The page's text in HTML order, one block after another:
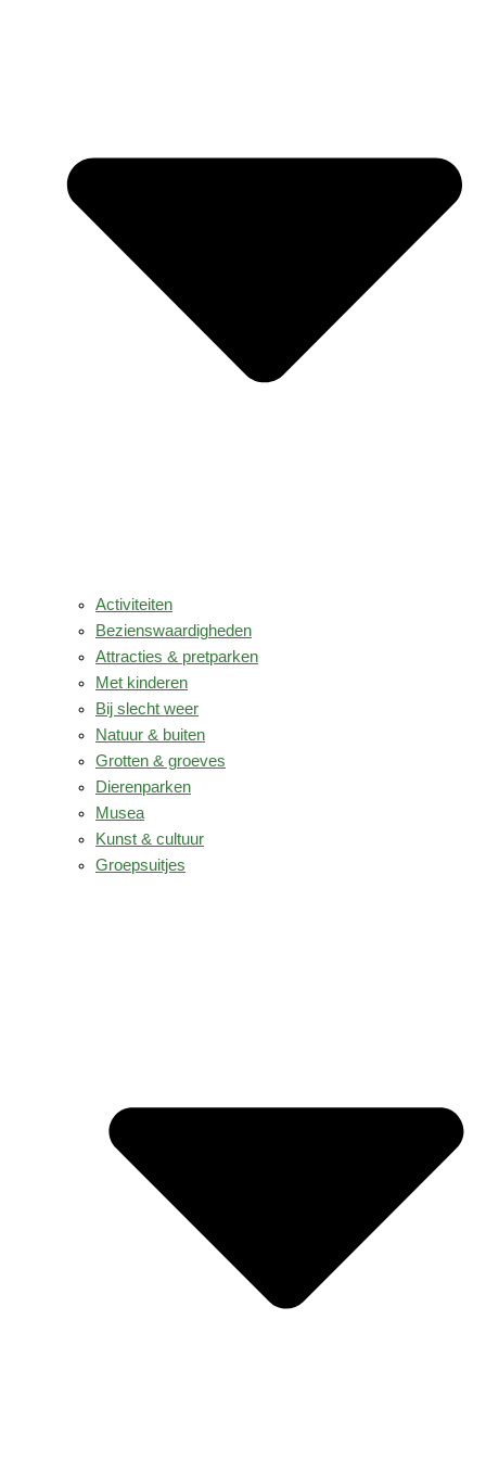
Activiteiten
Bezienswaardigheden
Attracties & pretparken
Met kinderen
Bij slecht weer
Natuur & buiten
Grotten & groeves
Dierenparken
Musea
Kunst & cultuur
Groepsuitjes